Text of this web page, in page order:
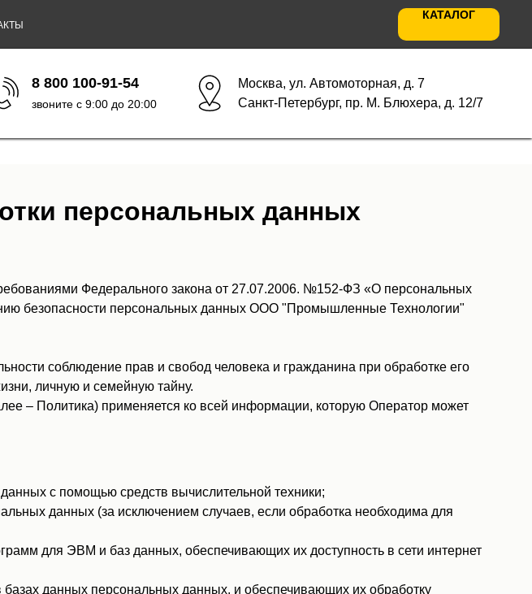
КАТАЛОГ
8 800 100-91-54
звоните с 9:00 до 20:00
Москва, ул. Автомоторная, д. 7
Санкт-Петербург, пр. М. Блюхера, д. 12/7
персональных данных
Федерального закона от 27.07.2006. №152-ФЗ «О персональных
безопасности персональных данных ООО "Промышленные Технологии"
соблюдение прав и свобод человека и гражданина при обработке его
личную и семейную тайну.
– Политика) применяется ко всей информации, которую Оператор может
с помощью средств вычислительной техники;
данных (за исключением случаев, если обработка необходима для
для ЭВМ и баз данных, обеспечивающих их доступность в сети интернет
данных персональных данных, и обеспечивающих их обработку